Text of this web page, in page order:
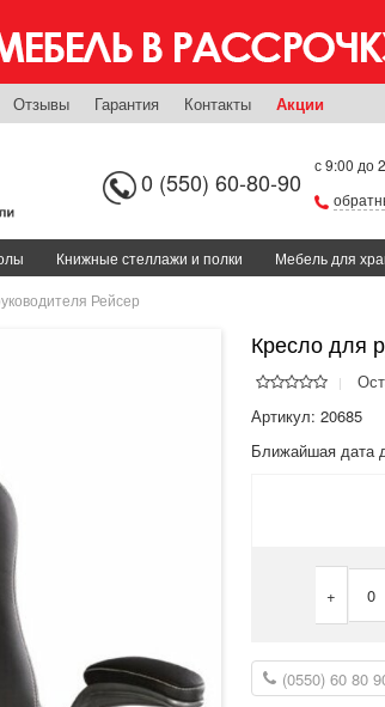
Отзывы Гарантия Контакты Акции
0 (550) 60-80-90
с 9:00 до
Книжные стеллажи и полки Мебель для
Рейсер
Кресло для
Артикул: 20685
Ближайшая дата
+ 0